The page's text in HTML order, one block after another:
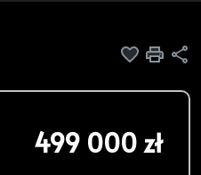
Dodaj
499 000 zł